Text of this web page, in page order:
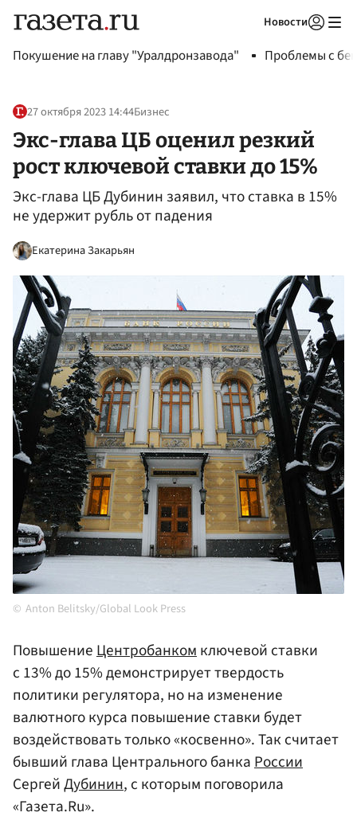
Новости
Покушение на главу "Уралдронзавода" Проблемы с
27 октября 2023 14:44Бизнес
Экс-глава ЦБ оценил резкий
рост ключевой ставки до 15%
Экс-глава ЦБ Дубинин заявил, что ставка в 15%
не удержит рубль от падения
Екатерина Закарьян
Anton Belitsky/Global Look Press
ПовышениеЦентробанкомключевой ставки
с 13% до 15% демонстрирует твердость
политики регулятора, но на изменение
валютного курса повышение ставки будет
воздействовать только «косвенно». Так считает
бывший глава Центрального банкаРоссии
СергейДубинин, с которым поговорила
«Газета.Ru».